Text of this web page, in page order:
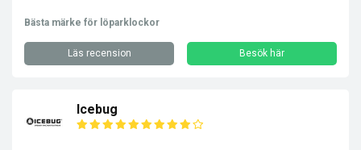
Bästa märke för löparklockor
Läs recension Besök här
Icebug